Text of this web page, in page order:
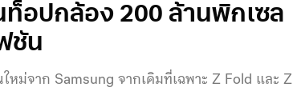
ท็อปกล้อง 200 ล้านพิกเซล
ชัน
ม่จาก Samsung จากเดิมที่เฉพาะ Z Fold และ Z